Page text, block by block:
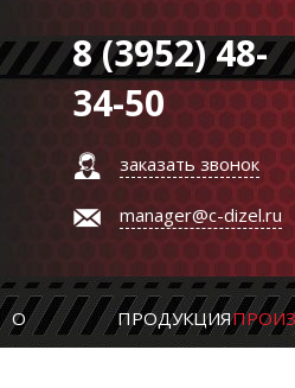
8 (3952) 48-
34-50
заказать звонок
manager@c-dizel.ru
О ПРОДУКЦИЯ